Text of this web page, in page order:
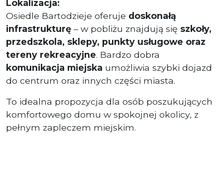
Lokalizacja:
Osiedle Bartodzieje oferuje doskonałą
infrastrukturę – w pobliżu znajdują się szkoły,
przedszkola, sklepy, punkty usługowe oraz
tereny rekreacyjne. Bardzo dobra
komunikacja miejska umożliwia szybki dojazd
do centrum oraz innych części miasta.
To idealna propozycja dla osób poszukujących
komfortowego domu w spokojnej okolicy, z
pełnym zapleczem miejskim.